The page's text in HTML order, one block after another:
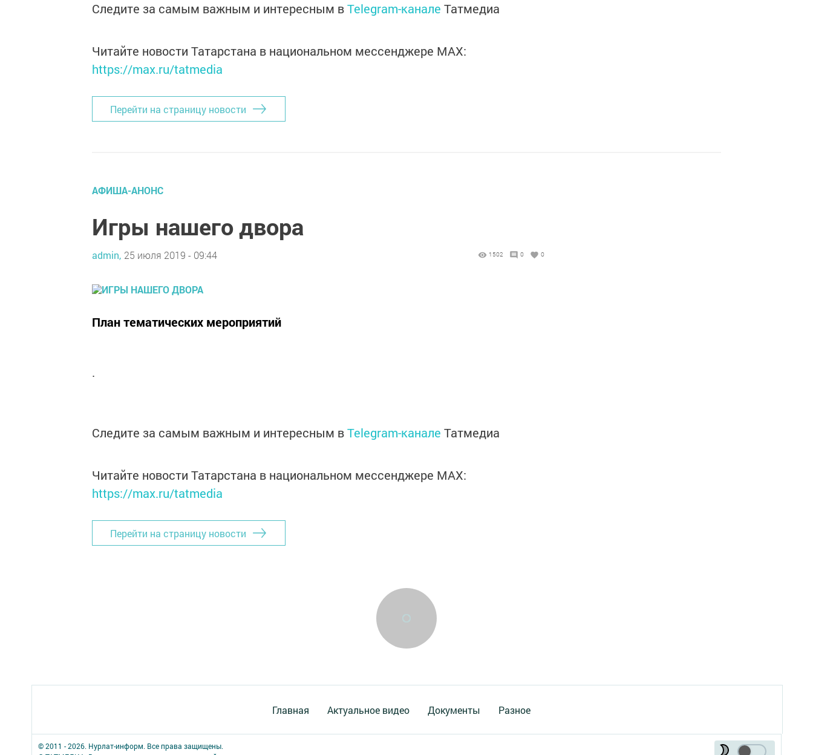
Следите за самым важным и интересным вTelegram-канале Татмедиа
Читайте новости Татарстана в национальном мессенджере MАХ:
https://max.ru/tatmedia
Перейти на страницу новости
АФИША-АНОНС
Игры нашего двора
admin, 25 июля 2019 - 09:44 1502 0 0
План тематических мероприятий
.
Следите за самым важным и интересным вTelegram-канале Татмедиа
Читайте новости Татарстана в национальном мессенджере MАХ:
https://max.ru/tatmedia
Перейти на страницу новости
Главная Актуальное видео Документы Разное
© 2011 - 2026. Нурлат-⁠информ. Все права защищены.